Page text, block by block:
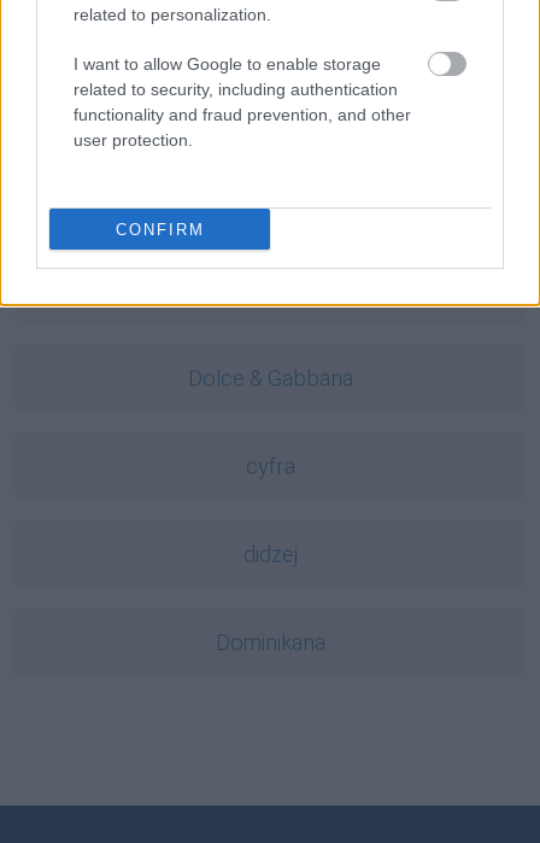
related to personalization.
I want to allow Google to enable storage
related to security, including authentication
functionality and fraud prevention, and other
user protection.
CONFIRM
arganowy
alterglobalizm
lastryko
Dolce & Gabbana
cyfra
didżej
Dominikana